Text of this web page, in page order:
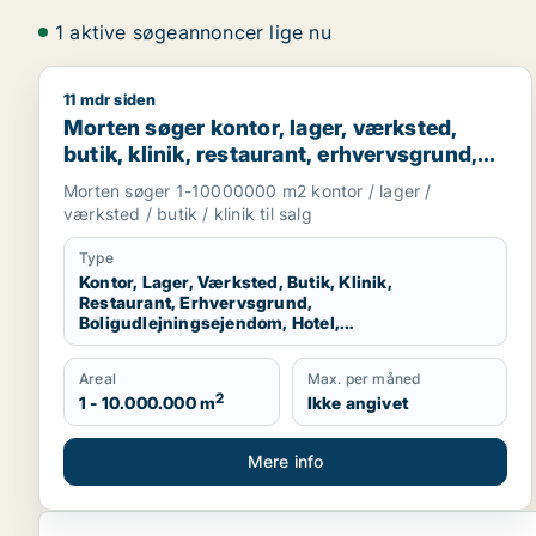
1 aktive søgeannoncer lige nu
Morten søger kontor, lager, værksted, butik,
11 mdr siden
Morten søger kontor, lager, værksted,
butik, klinik, restaurant, erhvervsgrund,
boligudlejningsejendom, hotel eller
produktionslokaler til salg i Region
Nordjylland
Morten søger 1-10000000 m2 kontor / lager /
værksted / butik / klinik til salg
Type
Kontor, Lager, Værksted, Butik, Klinik,
Restaurant, Erhvervsgrund,
Boligudlejningsejendom, Hotel,
Produktionslokaler
Areal
1 - 10.000.000 m2
Max. per måned
Ikke angivet
Mere info